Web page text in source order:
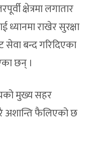
क्षेत्रमा लगातार
राखेर सुरक्षा
सेवा बन्द गरिदिएका
छन् ।
मुख्य सहर
अशान्ति फैलिएको छ